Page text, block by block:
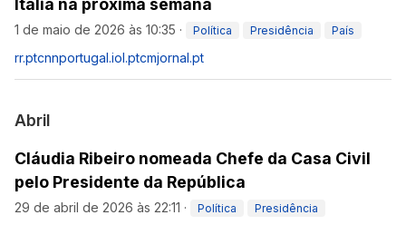
Itália na próxima semana
1 de maio de 2026 às 10:35 · Política Presidência País
rr.ptcnnportugal.iol.ptcmjornal.pt
Abril
Cláudia Ribeiro nomeada Chefe da Casa Civil
pelo Presidente da República
29 de abril de 2026 às 22:11 · Política Presidência